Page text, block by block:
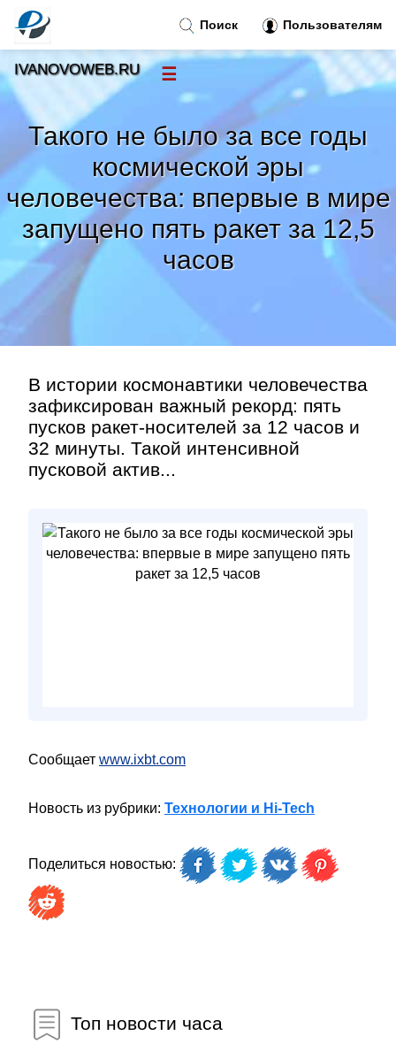
Такого не было за все годы
космической эры
человечества: впервые в мире
запущено пять ракет за 12,5
часов
В истории космонавтики человечества
зафиксирован важный рекорд: пять
пусков ракет-носителей за 12 часов и
32 минуты. Такой интенсивной
пусковой актив...
Сообщает www.ixbt.com
Новость из рубрики: Технологии и Hi-Tech
Поделиться новостью:
Топ новости часа
Поиск Пользователям
IVANOVOWEB.RU ☰
Тренды новостей »
Рубрики»
Правила »
Контакт